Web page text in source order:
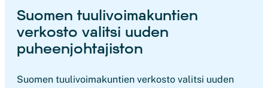
Suomen tuulivoimakuntien
verkosto valitsi uuden
puheenjohtajiston
Suomen tuulivoimakuntien verkosto valitsi uuden